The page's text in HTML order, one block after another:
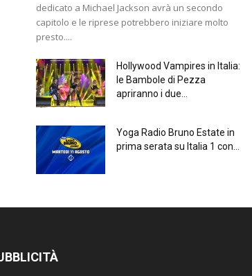
dedicato a Michael Jackson avrà un secondo
capitolo e le riprese potrebbero iniziare molto
presto....
Hollywood Vampires in Italia:
le Bambole di Pezza
apriranno i due...
Yoga Radio Bruno Estate in
prima serata su Italia 1 con...